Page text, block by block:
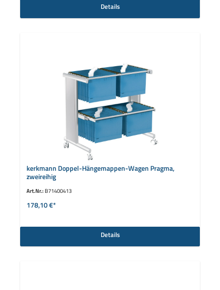
Details
kerkmann Doppel-Hängemappen-Wagen Pragma,
zweireihig
Art.Nr.: B71400413
178,10 €*
Details